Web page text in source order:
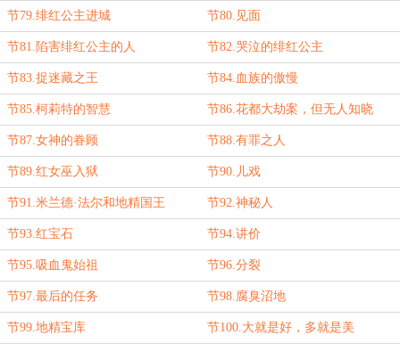
节79.绯红公主进城 节80.见面
节81.陷害绯红公主的人 节82.哭泣的绯红公主
节83.捉迷藏之王 节84.血族的傲慢
节85.柯莉特的智慧 节86.花都大劫案，但无人知晓
节87.女神的眷顾 节88.有罪之人
节89.红女巫入狱 节90.儿戏
节91.米兰德·法尔和地精国王 节92.神秘人
节93.红宝石 节94.讲价
节95.吸血鬼始祖 节96.分裂
节97.最后的任务 节98.腐臭沼地
节99.地精宝库 节100.大就是好，多就是美